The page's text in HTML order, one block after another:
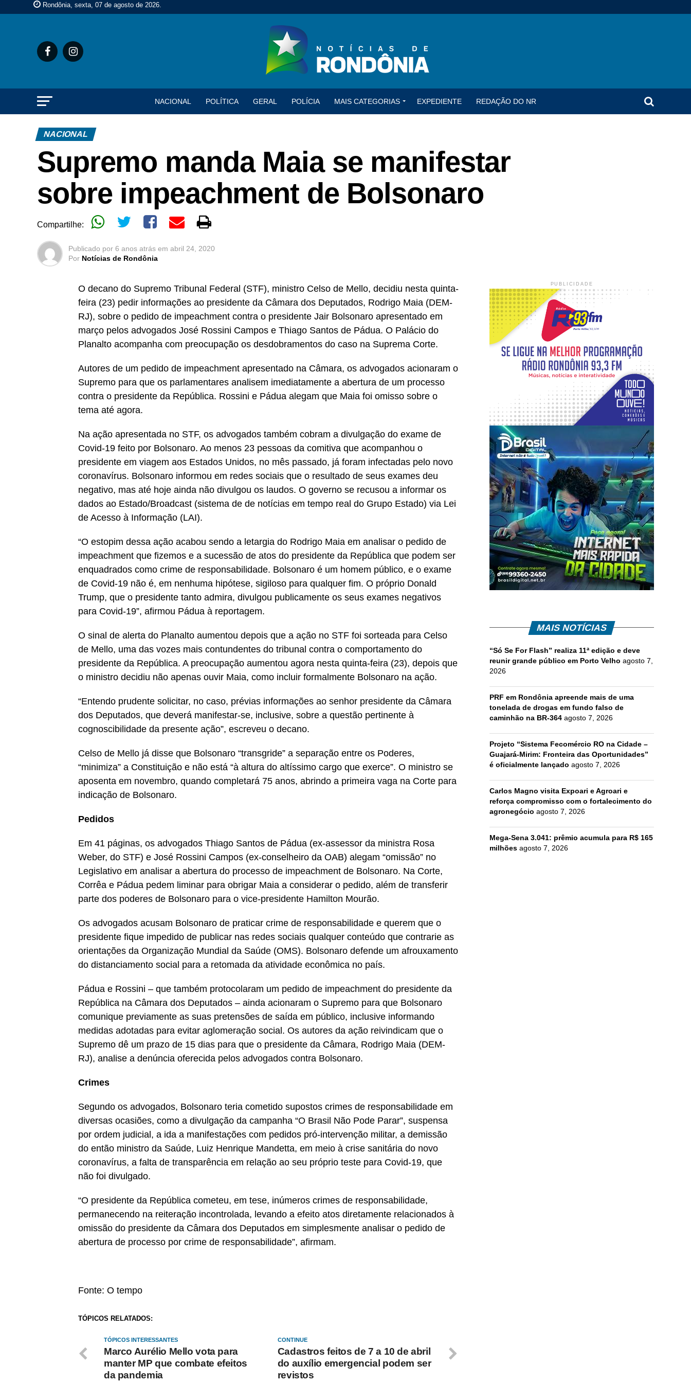
Rondônia, sexta, 07 de agosto de 2026.
NACIONAL POLÍTICA GERAL POLÍCIA MAIS CATEGORIAS EXPEDIENTE REDAÇÃO DO NR
NACIONAL
Supremo manda Maia se manifestar
sobre impeachment de Bolsonaro
Compartilhe:
Publicado por 6 anos atrás em abril 24, 2020
Por Notícias de Rondônia
O decano do Supremo Tribunal Federal (STF), ministro Celso de Mello, decidiu nesta quinta-
feira (23) pedir informações ao presidente da Câmara dos Deputados, Rodrigo Maia (DEM-
RJ), sobre o pedido de impeachment contra o presidente Jair Bolsonaro apresentado em
março pelos advogados José Rossini Campos e Thiago Santos de Pádua. O Palácio do
Planalto acompanha com preocupação os desdobramentos do caso na Suprema Corte.
Autores de um pedido de impeachment apresentado na Câmara, os advogados acionaram o
Supremo para que os parlamentares analisem imediatamente a abertura de um processo
contra o presidente da República. Rossini e Pádua alegam que Maia foi omisso sobre o
tema até agora.
Na ação apresentada no STF, os advogados também cobram a divulgação do exame de
Covid-19 feito por Bolsonaro. Ao menos 23 pessoas da comitiva que acompanhou o
presidente em viagem aos Estados Unidos, no mês passado, já foram infectadas pelo novo
coronavírus. Bolsonaro informou em redes sociais que o resultado de seus exames deu
negativo, mas até hoje ainda não divulgou os laudos. O governo se recusou a informar os
dados ao Estado/Broadcast (sistema de de notícias em tempo real do Grupo Estado) via Lei
de Acesso à Informação (LAI).
“O estopim dessa ação acabou sendo a letargia do Rodrigo Maia em analisar o pedido de
impeachment que fizemos e a sucessão de atos do presidente da República que podem ser
enquadrados como crime de responsabilidade. Bolsonaro é um homem público, e o exame
de Covid-19 não é, em nenhuma hipótese, sigiloso para qualquer fim. O próprio Donald
Trump, que o presidente tanto admira, divulgou publicamente os seus exames negativos
para Covid-19”, afirmou Pádua à reportagem.
O sinal de alerta do Planalto aumentou depois que a ação no STF foi sorteada para Celso
de Mello, uma das vozes mais contundentes do tribunal contra o comportamento do
presidente da República. A preocupação aumentou agora nesta quinta-feira (23), depois que
o ministro decidiu não apenas ouvir Maia, como incluir formalmente Bolsonaro na ação.
“Entendo prudente solicitar, no caso, prévias informações ao senhor presidente da Câmara
dos Deputados, que deverá manifestar-se, inclusive, sobre a questão pertinente à
cognoscibilidade da presente ação”, escreveu o decano.
Celso de Mello já disse que Bolsonaro “transgride” a separação entre os Poderes,
“minimiza” a Constituição e não está “à altura do altíssimo cargo que exerce”. O ministro se
aposenta em novembro, quando completará 75 anos, abrindo a primeira vaga na Corte para
indicação de Bolsonaro.
Pedidos
Em 41 páginas, os advogados Thiago Santos de Pádua (ex-assessor da ministra Rosa
Weber, do STF) e José Rossini Campos (ex-conselheiro da OAB) alegam “omissão” no
Legislativo em analisar a abertura do processo de impeachment de Bolsonaro. Na Corte,
Corrêa e Pádua pedem liminar para obrigar Maia a considerar o pedido, além de transferir
parte dos poderes de Bolsonaro para o vice-presidente Hamilton Mourão.
Os advogados acusam Bolsonaro de praticar crime de responsabilidade e querem que o
presidente fique impedido de publicar nas redes sociais qualquer conteúdo que contrarie as
orientações da Organização Mundial da Saúde (OMS). Bolsonaro defende um afrouxamento
do distanciamento social para a retomada da atividade econômica no país.
Pádua e Rossini – que também protocolaram um pedido de impeachment do presidente da
República na Câmara dos Deputados – ainda acionaram o Supremo para que Bolsonaro
comunique previamente as suas pretensões de saída em público, inclusive informando
medidas adotadas para evitar aglomeração social. Os autores da ação reivindicam que o
Supremo dê um prazo de 15 dias para que o presidente da Câmara, Rodrigo Maia (DEM-
RJ), analise a denúncia oferecida pelos advogados contra Bolsonaro.
Crimes
Segundo os advogados, Bolsonaro teria cometido supostos crimes de responsabilidade em
diversas ocasiões, como a divulgação da campanha “O Brasil Não Pode Parar”, suspensa
por ordem judicial, a ida a manifestações com pedidos pró-intervenção militar, a demissão
do então ministro da Saúde, Luiz Henrique Mandetta, em meio à crise sanitária do novo
coronavírus, a falta de transparência em relação ao seu próprio teste para Covid-19, que
não foi divulgado.
“O presidente da República cometeu, em tese, inúmeros crimes de responsabilidade,
permanecendo na reiteração incontrolada, levando a efeito atos diretamente relacionados à
omissão do presidente da Câmara dos Deputados em simplesmente analisar o pedido de
abertura de processo por crime de responsabilidade”, afirmam.
Fonte: O tempo
TÓPICOS RELATADOS:
CONTINUE
Cadastros feitos de 7 a 10 de abril
do auxílio emergencial podem ser
revistos
TÓPICOS INTERESSANTES
Marco Aurélio Mello vota para
manter MP que combate efeitos
da pandemia
PUBLICIDADE
MAIS NOTÍCIAS
“Só Se For Flash” realiza 11ª edição e deve
reunir grande público em Porto Velho agosto 7,
2026
PRF em Rondônia apreende mais de uma
tonelada de drogas em fundo falso de
caminhão na BR-364 agosto 7, 2026
Projeto “Sistema Fecomércio RO na Cidade –
Guajará-Mirim: Fronteira das Oportunidades”
é oficialmente lançado agosto 7, 2026
Carlos Magno visita Expoari e Agroari e
reforça compromisso com o fortalecimento do
agronegócio agosto 7, 2026
Mega-Sena 3.041: prêmio acumula para R$ 165
milhões agosto 7, 2026